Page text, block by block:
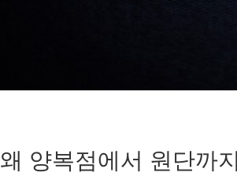
왜 양복점에서 원단까